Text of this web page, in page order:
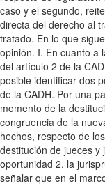
caso y el segundo,
directa del derecho al
tratado. En lo que
opinión. I. En cuanto a
del artículo 2 de la
posible identificar dos
de la CADH. Por una
momento de la
congruencia de la
hechos, respecto de
destitución de jueces
oportunidad 2, la
señalar que en el